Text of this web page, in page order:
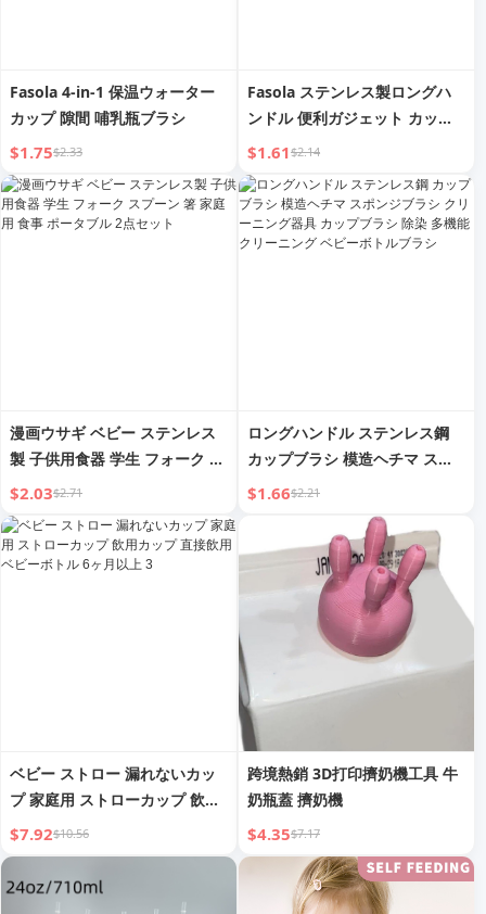
Fasola 4-in-1 保温ウォーター
カップ 隙間 哺乳瓶ブラシ
$1.75$2.33
Fasola ステンレス製ロングハ
ンドル 便利ガジェット カップ
哺乳瓶ブラシ
$1.61$2.14
漫画ウサギ ベビー ステンレス
製 子供用食器 学生 フォーク ス
プーン 箸 家庭用 食事 ポータブ
ル 2点セット
$2.03$2.71
ロングハンドル ステンレス鋼
カップブラシ 模造ヘチマ スポ
ンジブラシ クリーニング器具
カップブラシ 除染 多機能クリ
ーニング ベビーボトルブラシ
$1.66$2.21
ベビー ストロー 漏れないカッ
プ 家庭用 ストローカップ 飲用
カップ 直接飲用 ベビーボトル
6ヶ月以上 3
$7.92$10.56
跨境熱銷 3D打印擠奶機工具 牛
奶瓶蓋 擠奶機
$4.35$7.17